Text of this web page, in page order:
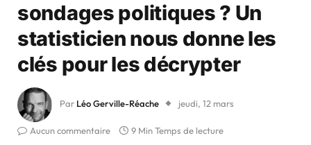
sondages politiques ? Un
statisticien nous donne les
clés pour les décrypter
Par Léo Gerville-Réache jeudi, 12 mars
Aucun commentaire 9 Min Temps de lecture